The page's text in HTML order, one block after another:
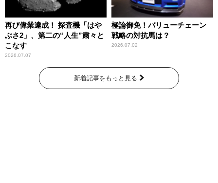
再び偉業達成！ 探査機「はや
ぶさ2」、第二の“人生”粛々と
こなす
2026.07.07
極論御免！バリューチェーン
戦略の対抗馬は？
2026.07.02
新着記事をもっと見る